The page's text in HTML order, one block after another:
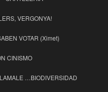
VERGONYA!
VOTAR (Ximet)
CINISMO
…BIODIVERSIDAD